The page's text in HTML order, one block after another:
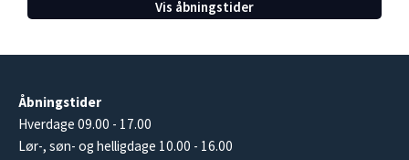
Vis åbningstider
Åbningstider
Hverdage 09.00 - 17.00
Lør-, søn- og helligdage 10.00 - 16.00